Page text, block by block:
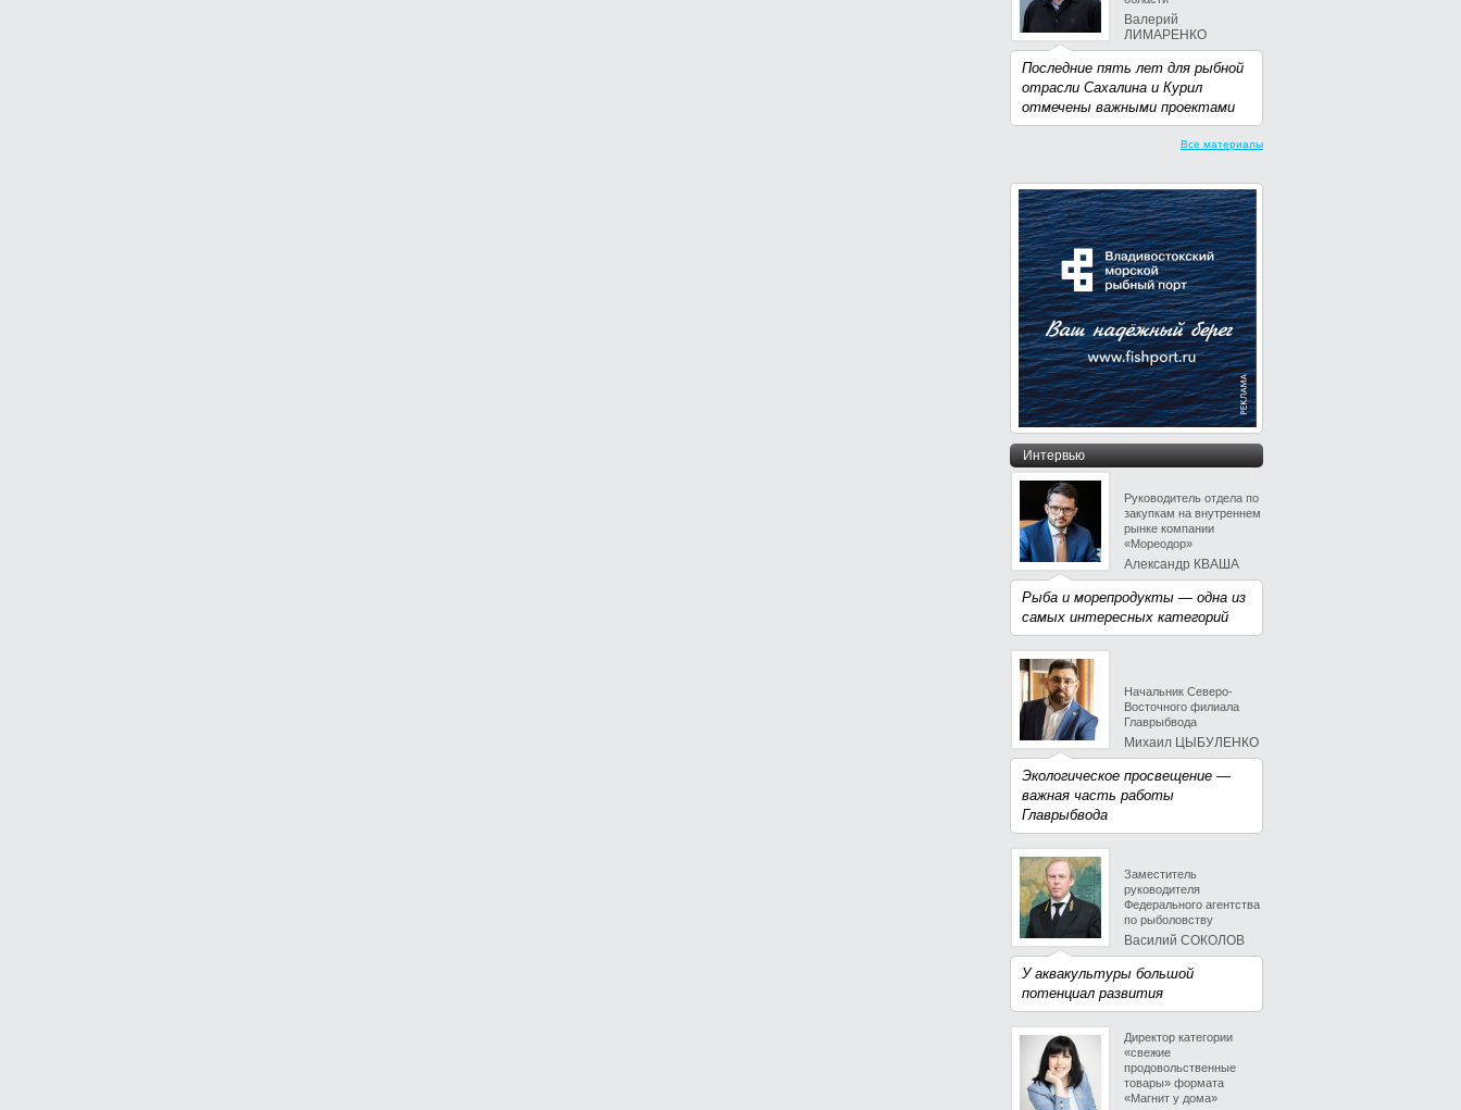
Валерий
ЛИМАРЕНКО
Последние пять лет для рыбной
отрасли Сахалина и Курил
отмечены важными проектами
Все материалы
Интервью
Руководитель отдела по
закупкам на внутреннем
рынке компании
«Мореодор»
Александр КВАША
Рыба и морепродукты — одна из
самых интересных категорий
Начальник Северо-
Восточного филиала
Главрыбвода
Михаил ЦЫБУЛЕНКО
Экологическое просвещение —
важная часть работы
Главрыбвода
Заместитель
руководителя
Федерального агентства
по рыболовству
Василий СОКОЛОВ
У аквакультуры большой
потенциал развития
Директор категории
«свежие
продовольственные
товары» формата
«Магнит у дома»